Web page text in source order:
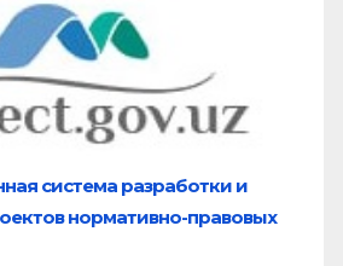
система разработки и
нормативно-правовых